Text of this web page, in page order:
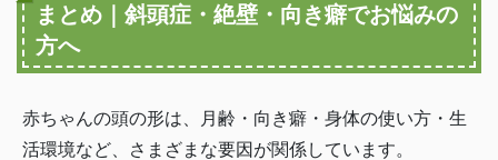
まとめ｜斜頭症・絶壁・向き癖でお悩みの
方へ
赤ちゃんの頭の形は、月齢・向き癖・身体の使い方・生
活環境など、さまざまな要因が関係しています。